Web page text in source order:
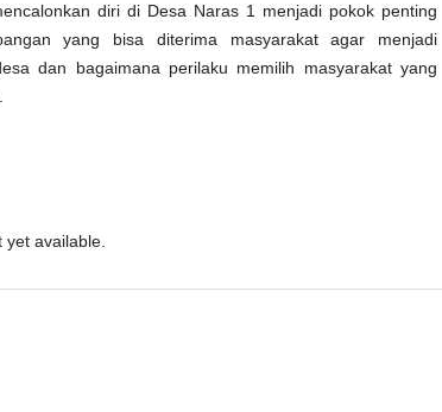
diri di Desa Naras 1 menjadi pokok penting
yang bisa diterima masyarakat agar menjadi
dan bagaimana perilaku memilih masyarakat yang
yet available.